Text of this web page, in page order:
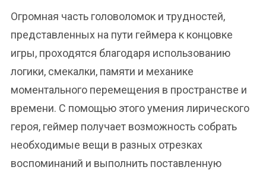
Огромная часть головоломок и трудностей,
представленных на пути геймера к концовке
игры, проходятся благодаря использованию
логики, смекалки, памяти и механике
моментального перемещения в пространстве и
времени. С помощью этого умения лирического
героя, геймер получает возможность собрать
необходимые вещи в разных отрезках
воспоминаний и выполнить поставленную